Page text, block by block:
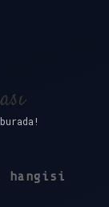
hangisi